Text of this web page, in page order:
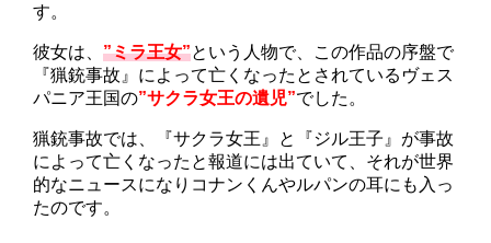
す。
彼女は、”ミラ王女”という人物で、この作品の序盤で
『猟銃事故』によって亡くなったとされているヴェス
パニア王国の”サクラ女王の遺児”でした。
猟銃事故では、『サクラ女王』と『ジル王子』が事故
によって亡くなったと報道には出ていて、それが世界
的なニュースになりコナンくんやルパンの耳にも入っ
たのです。